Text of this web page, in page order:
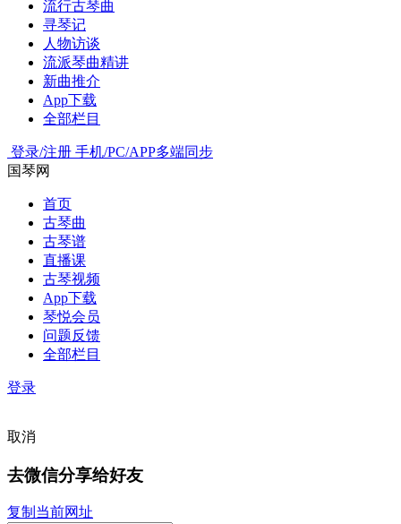
流行古琴曲
寻琴记
人物访谈
流派琴曲精讲
新曲推介
App下载
全部栏目
登录/注册 手机/PC/APP多端同步
国琴网
首页
古琴曲
古琴谱
直播课
古琴视频
App下载
琴悦会员
问题反馈
全部栏目
登录
取消
去微信分享给好友
复制当前网址